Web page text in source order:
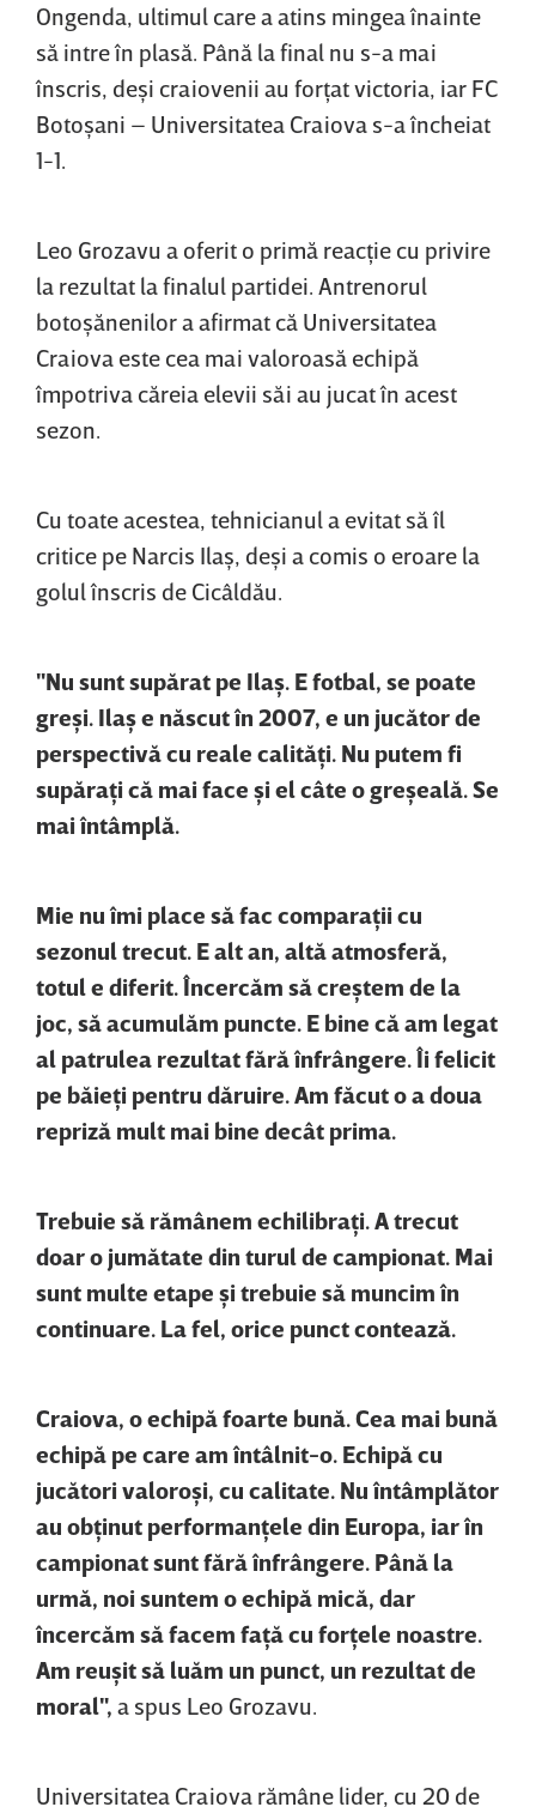
Ongenda, ultimul care a atins mingea înainte
să intre în plasă. Până la final nu s-a mai
înscris, deşi craiovenii au forţat victoria, iar FC
Botoşani – Universitatea Craiova s-a încheiat
1-1.
Leo Grozavu a oferit o primă reacţie cu privire
la rezultat la finalul partidei. Antrenorul
botoşănenilor a afirmat că Universitatea
Craiova este cea mai valoroasă echipă
împotriva căreia elevii săi au jucat în acest
sezon.
Cu toate acestea, tehnicianul a evitat să îl
critice pe Narcis Ilaş, deşi a comis o eroare la
golul înscris de Cicâldău.
"Nu sunt supărat pe Ilaş. E fotbal, se poate
greşi. Ilaş e născut în 2007, e un jucător de
perspectivă cu reale calităţi. Nu putem fi
supăraţi că mai face şi el câte o greşeală. Se
mai întâmplă.
Mie nu îmi place să fac comparaţii cu
sezonul trecut. E alt an, altă atmosferă,
totul e diferit. Încercăm să creştem de la
joc, să acumulăm puncte. E bine că am legat
al patrulea rezultat fără înfrângere. Îi felicit
pe băieţi pentru dăruire. Am făcut o a doua
repriză mult mai bine decât prima.
Trebuie să rămânem echilibraţi. A trecut
doar o jumătate din turul de campionat. Mai
sunt multe etape şi trebuie să muncim în
continuare. La fel, orice punct contează.
Craiova, o echipă foarte bună. Cea mai bună
echipă pe care am întâlnit-o. Echipă cu
jucători valoroşi, cu calitate. Nu întâmplător
au obţinut performanţele din Europa, iar în
campionat sunt fără înfrângere. Până la
urmă, noi suntem o echipă mică, dar
încercăm să facem faţă cu forţele noastre.
Am reuşit să luăm un punct, un rezultat de
moral", a spus Leo Grozavu.
Universitatea Craiova rămâne lider, cu 20 de